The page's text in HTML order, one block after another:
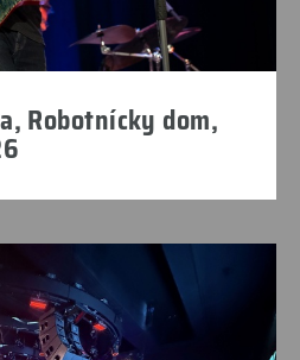
Robotnícky dom,